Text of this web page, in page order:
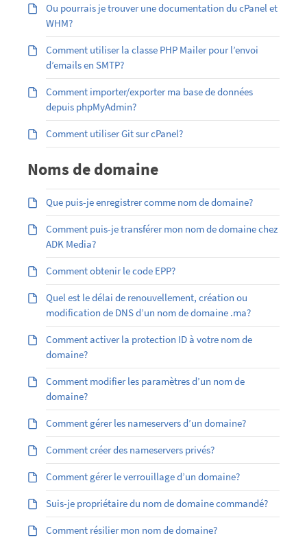
Ou pourrais je trouver une documentation du cPanel et
WHM?
Comment utiliser la classe PHP Mailer pour l’envoi
d’emails en SMTP?
Comment importer/exporter ma base de données
depuis phpMyAdmin?
Comment utiliser Git sur cPanel?
Noms de domaine
Que puis-je enregistrer comme nom de domaine?
Comment puis-je transférer mon nom de domaine chez
ADK Media?
Comment obtenir le code EPP?
Quel est le délai de renouvellement, création ou
modification de DNS d’un nom de domaine .ma?
Comment activer la protection ID à votre nom de
domaine?
Comment modifier les paramètres d’un nom de
domaine?
Comment gérer les nameservers d’un domaine?
Comment créer des nameservers privés?
Comment gérer le verrouillage d’un domaine?
Suis-je propriétaire du nom de domaine commandé?
Comment résilier mon nom de domaine?